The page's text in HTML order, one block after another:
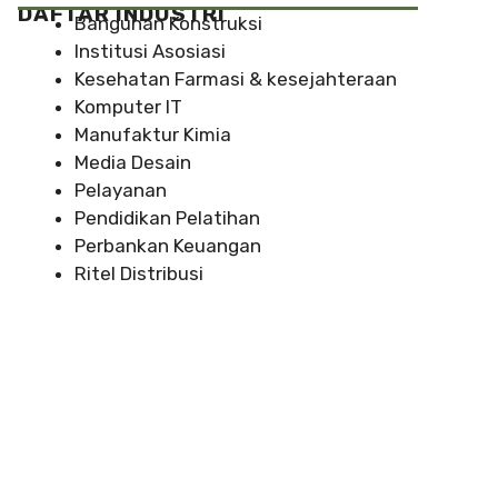
DAFTAR INDUSTRI
Bangunan Konstruksi
Institusi Asosiasi
Kesehatan Farmasi & kesejahteraan
Komputer IT
Manufaktur Kimia
Media Desain
Pelayanan
Pendidikan Pelatihan
Perbankan Keuangan
Ritel Distribusi